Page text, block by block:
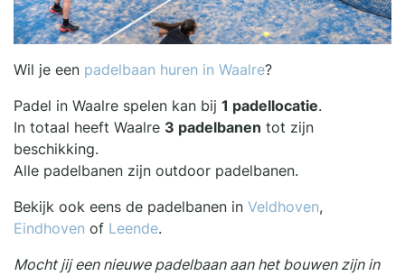
Wil je een padelbaan huren in Waalre?
Padel in Waalre spelen kan bij 1 padellocatie.
In totaal heeft Waalre 3 padelbanen tot zijn
beschikking.
Alle padelbanen zijn outdoor padelbanen.
Bekijk ook eens de padelbanen in Veldhoven,
Eindhoven of Leende.
Mocht jij een nieuwe padelbaan aan het bouwen zijn in